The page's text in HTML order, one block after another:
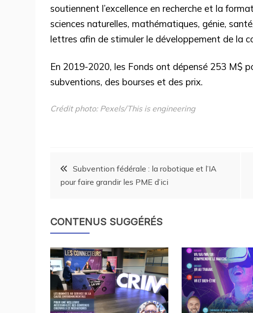
soutiennent l’excellence en recherche et la
sciences naturelles, mathématiques, génie,
lettres afin de stimuler le développement de la
En 2019-2020, les Fonds ont dépensé 253 M$
subventions, des bourses et des prix.
Crédit photo: Pexels/This is engineering
Subvention fédérale : la robotique et l’IA
pour faire grandir les PME d’ici
CONTENUS SUGGÉRÉS